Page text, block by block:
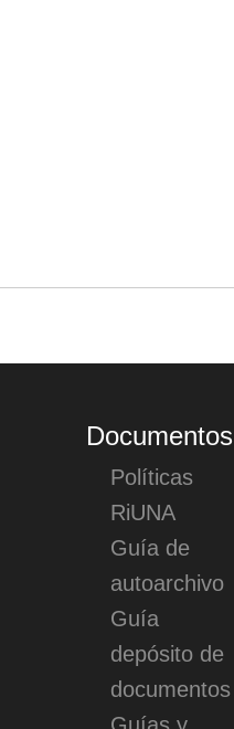
Documentos
Políticas
RiUNA
Guía de
autoarchivo
Guía
depósito de
documentos
Guías y